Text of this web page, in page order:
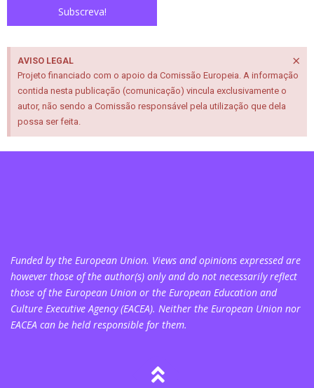
Subscreva!
AVISO LEGAL
Projeto financiado com o apoio da Comissão Europeia. A informação
contida nesta publicação (comunicação) vincula exclusivamente o
autor, não sendo a Comissão responsável pela utilização que dela
possa ser feita.
×
Funded by the European Union. Views and opinions expressed are
however those of the author(s) only and do not necessarily reflect
those of the European Union or the European Education and
Culture Executive Agency (EACEA). Neither the European Union nor
EACEA can be held responsible for them.